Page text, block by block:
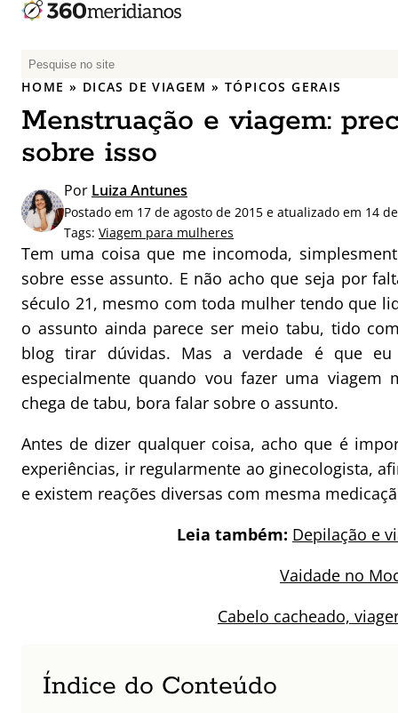
P
e
q
u
i
a
r
p
o
:
HOME » DICAS DE VIAGEM »TÓPICOS GERAIS
Menstruação e viagem:
sobre isso
Por Luiza Antunes
Postado em 17 de agosto de 2015 e atualizado em 14
Tags: Viagem para mulheres
Tem uma coisa que me incomoda,
sobre esse assunto. E não acho que seja por
século 21, mesmo com toda mulher tendo que
o assunto ainda parece ser meio tabu, tido
blog tirar dúvidas. Mas a verdade é que
especialmente quando vou fazer uma
chega de tabu, bora falar sobre o assunto.
Antes de dizer qualquer coisa, acho que é
experiências, ir regularmente ao ginecologista,
e existem reações diversas com mesma
Leia também: Depilação e
Vaidade no
Cabelo cacheado,
Índice do Conteúdo